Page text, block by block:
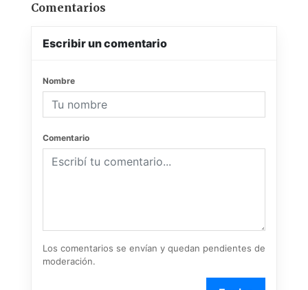
Comentarios
Escribir un comentario
Nombre
Comentario
Los comentarios se envían y quedan pendientes de
moderación.